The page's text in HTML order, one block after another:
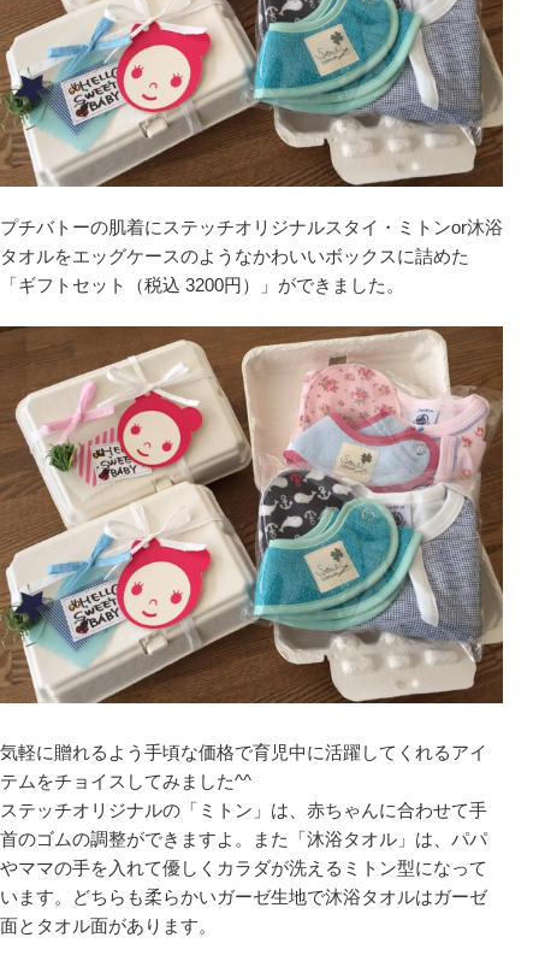
プチバトーの肌着にステッチオリジナルスタイ・ミトンor沐浴
タオルをエッグケースのようなかわいいボックスに詰めた
「ギフトセット（税込 3200円）」ができました。
気軽に贈れるよう手頃な価格で育児中に活躍してくれるアイ
テムをチョイスしてみました^^
ステッチオリジナルの「ミトン」は、赤ちゃんに合わせて手
首のゴムの調整ができますよ。また「沐浴タオル」は、パパ
やママの手を入れて優しくカラダが洗えるミトン型になって
います。どちらも柔らかいガーゼ生地で沐浴タオルはガーゼ
面とタオル面があります。